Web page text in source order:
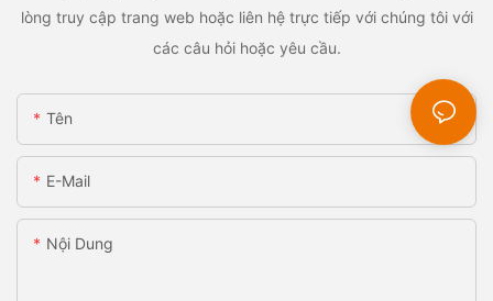
lòng truy cập trang web hoặc liên hệ trực tiếp với chúng tôi với
các câu hỏi hoặc yêu cầu.
Tên
E-Mail
Nội Dung